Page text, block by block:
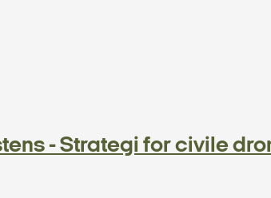
- Strategi for civile